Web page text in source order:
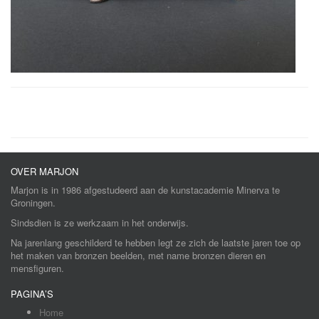
OVER MARJON
Marjon is in 1986 afgestudeerd aan de kunstacademie Minerva te
Groningen.
Sindsdien is ze werkzaam in het onderwijs.
Na jarenlang geschilderd te hebben legt ze zich de laatste jaren toe op
het maken van bronzen beelden, met name bronzen dieren en
mensfiguren.
PAGINA’S
Home